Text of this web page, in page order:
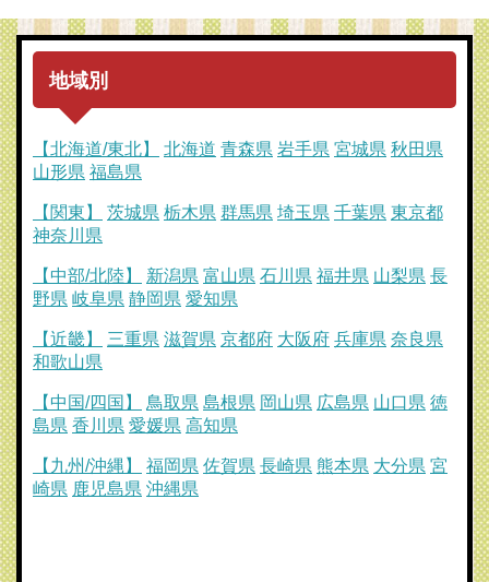
地域別
【北海道/東北】 北海道 青森県 岩手県 宮城県 秋田県
山形県 福島県
【関東】 茨城県 栃木県 群馬県 埼玉県 千葉県 東京都
神奈川県
【中部/北陸】 新潟県 富山県 石川県 福井県 山梨県 長
野県 岐阜県 静岡県 愛知県
【近畿】 三重県 滋賀県 京都府 大阪府 兵庫県 奈良県
和歌山県
【中国/四国】 鳥取県 島根県 岡山県 広島県 山口県 徳
島県 香川県 愛媛県 高知県
【九州/沖縄】 福岡県 佐賀県 長崎県 熊本県 大分県 宮
崎県 鹿児島県 沖縄県